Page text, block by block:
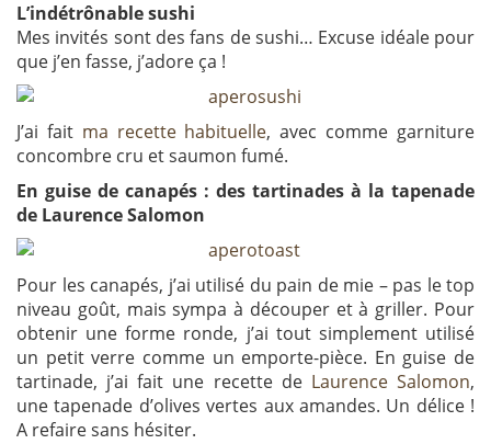
L’indétrônable sushi
Mes invités sont des fans de sushi… Excuse idéale pour
que j’en fasse, j’adore ça !
J’ai fait ma recette habituelle, avec comme garniture
concombre cru et saumon fumé.
En guise de canapés : des tartinades à la tapenade
de Laurence Salomon
Pour les canapés, j’ai utilisé du pain de mie – pas le top
niveau goût, mais sympa à découper et à griller. Pour
obtenir une forme ronde, j’ai tout simplement utilisé
un petit verre comme un emporte-pièce. En guise de
tartinade, j’ai fait une recette de Laurence Salomon,
une tapenade d’olives vertes aux amandes. Un délice !
A refaire sans hésiter.